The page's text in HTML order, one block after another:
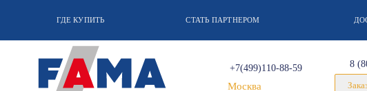
ГДЕ КУПИТЬ СТАТЬ ПАРТНЕРОМ
+7(499)110-88-59
Москва
8